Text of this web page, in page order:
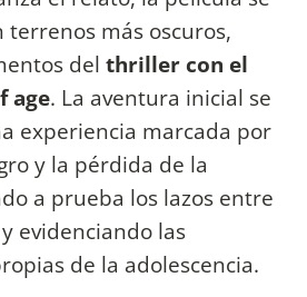
más oscuros,
del thriller con el
age. La aventura inicial se
experiencia marcada por
y la pérdida de la
a prueba los lazos entre
evidenciando las
de la adolescencia.